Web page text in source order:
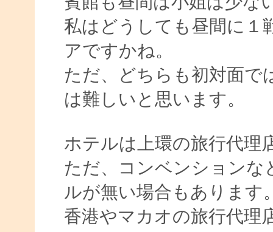
私はどうしても昼間に１
アですかね。
ただ、どちらも初対面で
は難しいと思います。
ホテルは上環の旅行代理
ただ、コンベンションな
ルが無い場合もあります
香港やマカオの旅行代理